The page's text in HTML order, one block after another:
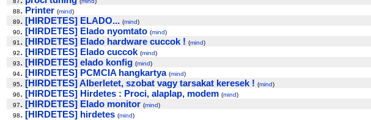
88. Printer (mind)
89. [HIRDETES] ELADO... (mind)
90. [HIRDETES] Elado nyomtato (mind)
91 . [HIRDETES] Elado hardware cuccok ! (mind)
92. [HIRDETES] Elado cuccok (mind)
93. [HIRDETES] elado konfig (mind)
94. [HIRDETES] PCMCIA hangkartya (mind)
95. [HIRDETES] Alberletet, szobat vagy tarsakat keresek ! (mind)
96. [HIRDETES] Hirdetes : Proci, alaplap, modem (mind)
97. [HIRDETES] Elado monitor (mind)
98. [HIRDETES] hirdetes (mind)